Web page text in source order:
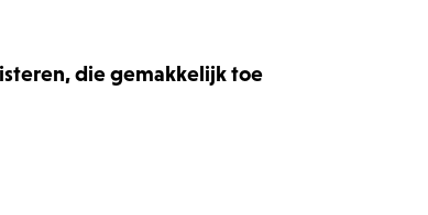
die gemakkelijk toe